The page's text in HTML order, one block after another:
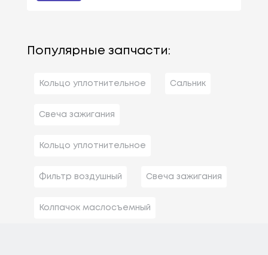
Популярные запчасти:
Кольцо уплотнительное Сальник
Свеча зажигания
Кольцо уплотнительное
Фильтр воздушный Свеча зажигания
Колпачок маслосъемный